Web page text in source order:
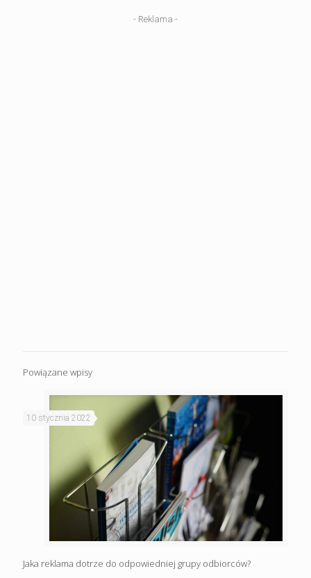
- Reklama -
Powiązane wpisy
10 stycznia 2022
Jaka reklama dotrze do odpowiedniej grupy odbiorców?